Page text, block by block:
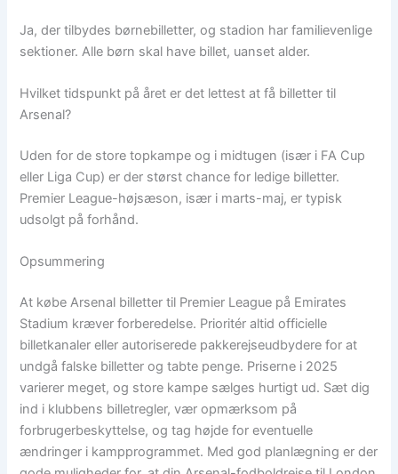
Ja, der tilbydes børnebilletter, og stadion har familievenlige
sektioner. Alle børn skal have billet, uanset alder.
Hvilket tidspunkt på året er det lettest at få billetter til
Arsenal?
Uden for de store topkampe og i midtugen (især i FA Cup
eller Liga Cup) er der størst chance for ledige billetter.
Premier League-højsæson, især i marts-maj, er typisk
udsolgt på forhånd.
Opsummering
At købe Arsenal billetter til Premier League på Emirates
Stadium kræver forberedelse. Prioritér altid officielle
billetkanaler eller autoriserede pakkerejseudbydere for at
undgå falske billetter og tabte penge. Priserne i 2025
varierer meget, og store kampe sælges hurtigt ud. Sæt dig
ind i klubbens billetregler, vær opmærksom på
forbrugerbeskyttelse, og tag højde for eventuelle
ændringer i kampprogrammet. Med god planlægning er der